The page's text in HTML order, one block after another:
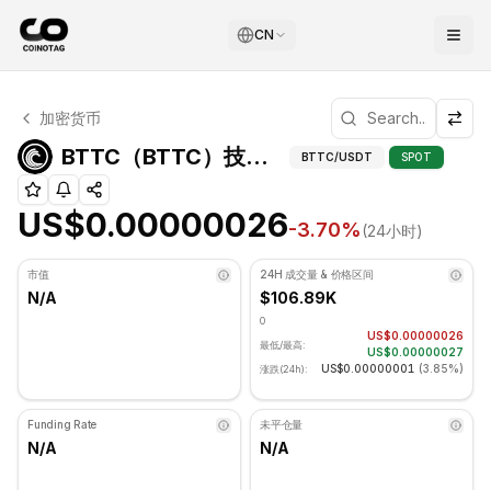
CN
BTTC 技术分析
BTTC 目前交易价格为 US$0.00000026. RSI 指标为
加密货币
BTTC（BTTC）技术指标 BTTC（BTTC）
BTTC/USDT SPOT
US$0.00000026-3.70%(24小时)
市值
N/A
24H 成交量 & 价格区间
$106.89K
0
最低/最高:
US$0.00000026
US$0.00000027
涨跌(24h): US$0.00000001 (3.85%)
Funding Rate
N/A
未平仓量
N/A